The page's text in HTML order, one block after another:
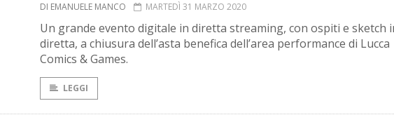
DI EMANUELE MANCO MARTEDÌ 31 MARZO 2020
Un grande evento digitale in diretta streaming, con ospiti e sketch
diretta, a chiusura dell’asta benefica dell’area performance di Lucca
Comics & Games.
LEGGI